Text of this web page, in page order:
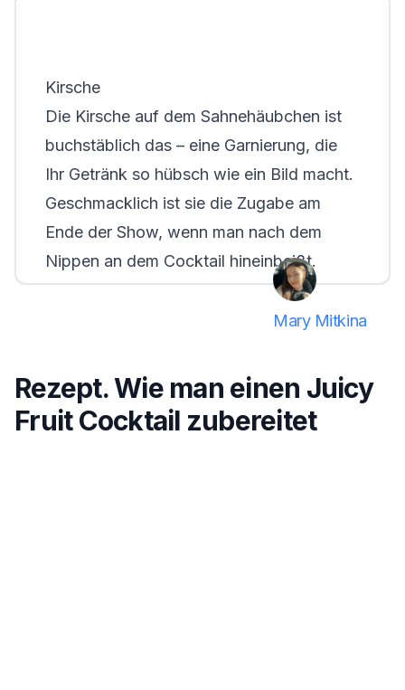
Kirsche
Die Kirsche auf dem Sahnehäubchen ist
buchstäblich das – eine Garnierung, die
Ihr Getränk so hübsch wie ein Bild macht.
Geschmacklich ist sie die Zugabe am
Ende der Show, wenn man nach dem
Nippen an dem Cocktail hineinbeißt.
Mary Mitkina
Rezept. Wie man einen Juicy
Fruit Cocktail zubereitet